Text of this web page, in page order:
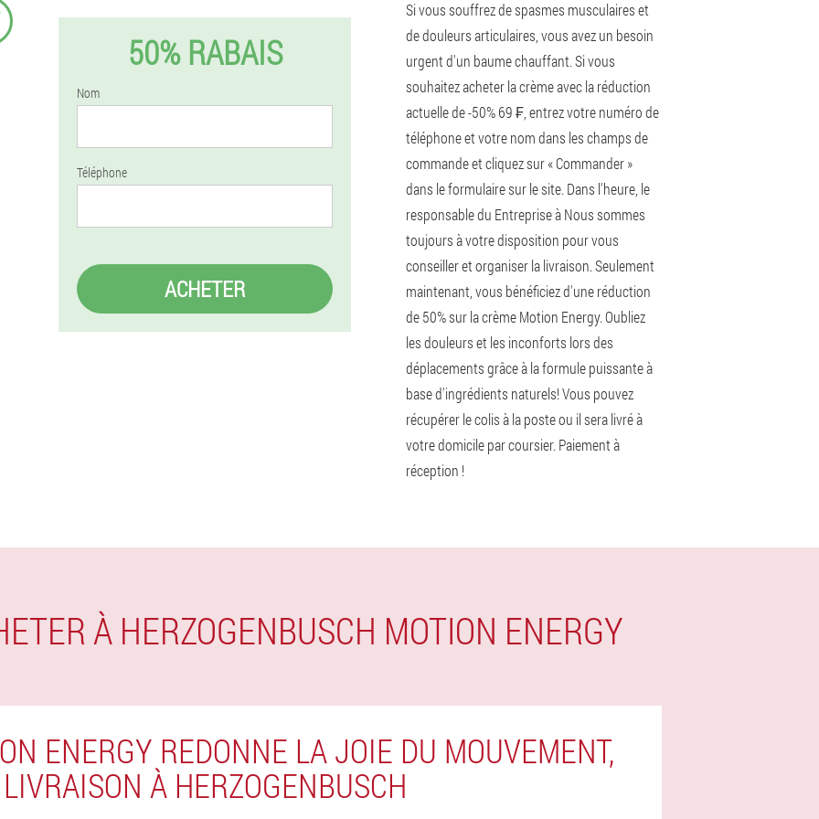
50% RABAIS
Nom
Téléphone
ACHETER
Si vous souffrez de spasmes musculaires et
de douleurs articulaires, vous avez un besoin
urgent d'un baume chauffant. Si vous
souhaitez acheter la crème avec la réduction
actuelle de -50% 69 ₣, entrez votre numéro de
téléphone et votre nom dans les champs de
commande et cliquez sur « Commander »
dans le formulaire sur le site. Dans l'heure, le
responsable du Entreprise à Nous sommes
toujours à votre disposition pour vous
conseiller et organiser la livraison. Seulement
maintenant, vous bénéficiez d'une réduction
de 50% sur la crème Motion Energy. Oubliez
les douleurs et les inconforts lors des
déplacements grâce à la formule puissante à
base d'ingrédients naturels! Vous pouvez
récupérer le colis à la poste ou il sera livré à
votre domicile par coursier. Paiement à
réception !
À HERZOGENBUSCH MOTION ENERGY
ENERGY REDONNE LA JOIE DU MOUVEMENT,
LIVRAISON À HERZOGENBUSCH